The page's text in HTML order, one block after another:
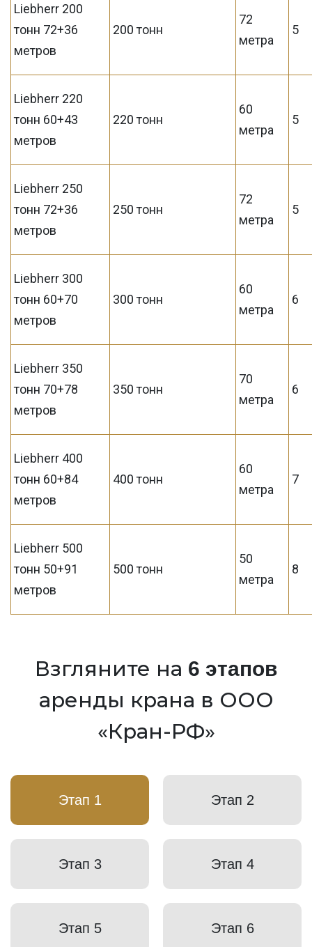
Liebherr 200
тонн 72+36
метров
200 тонн
72
метра
5
Liebherr 220
тонн 60+43
метров
220 тонн
60
метра
5
Liebherr 250
тонн 72+36
метров
250 тонн
72
метра
5
Liebherr 300
тонн 60+70
метров
300 тонн
60
метра
6
Liebherr 350
тонн 70+78
метров
350 тонн
70
метра
6
Liebherr 400
тонн 60+84
метров
400 тонн
60
метра
7
Liebherr 500
тонн 50+91
метров
500 тонн
50
метра
8
Взгляните на 6 этапов
аренды крана в ООО
«Кран-РФ»
Этап 1 Этап 2
Этап 3 Этап 4
Этап 5 Этап 6